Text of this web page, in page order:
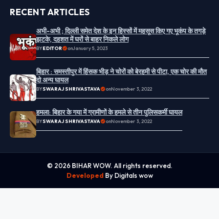
RECENT ARTICLES
अभी-अभी ; दिल्ली समेत देश के इन हिस्सों में महसूस किए गए भूकंप के तगड़े
झटके, दहशत में घरों से बाहर निकले लोग
BYEDITOR onJanuary 5, 2023
बिहार : समस्तीपुर में हिंसक भीड़ ने चोरों को बेरहमी से पीटा, एक चोर की मौत
दो अन्य घायल
BYSWARAJ SHRIVASTAVA onNovember 3, 2022
हमला: बिहार के गया में ग्रामीणों के हमले से तीन पुलिसकर्मी घायल
BYSWARAJ SHRIVASTAVA onNovember 3, 2022
© 2026 BIHAR WOW. All rights reserved.
Developed By Digitals wow